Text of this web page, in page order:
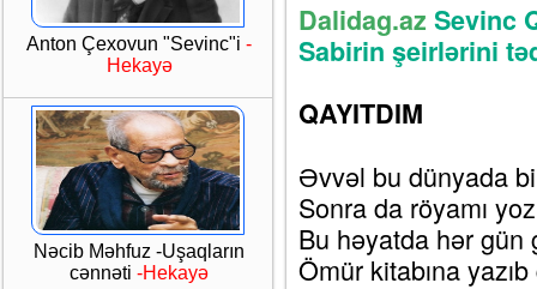
Anton Çexovun "Sevinc"i -
Hekayə
Nəcib Məhfuz -Uşaqların
cənnəti -Hekayə
Dalidag.az Sevinc
Sabirin şeirlərini
QAYITDIM
Əvvəl bu dünyada
Sonra da röyamı
Bu həyatda hər gün
Ömür kitabına yazıb